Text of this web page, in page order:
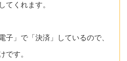
てくれます。
子」で「決済」しているので、
です。